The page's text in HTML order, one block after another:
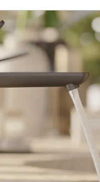
Змішувач Axor Citterio
125 CoolStart для
Виробник:
Колекція:
Під замовлення